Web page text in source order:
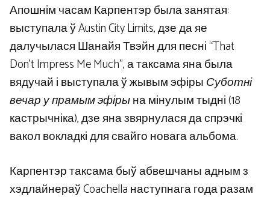
Апошнім часам Карпентэр была занятая:
выступала ў Austin City Limits, дзе да яе
далучылася Шанайя Твэйн для песні “That
Don’t Impress Me Much”, а таксама яна была
вядучай і выступала ў жывым эфірыСуботні
вечар у прамым эфірына мінулым тыдні (18
кастрычніка), дзе яна звярнулася да спрэчкі
вакол вокладкі для свайго новага альбома.
Карпентэр таксама быў абвешчаны адным з
хэдлайнераў Coachella наступнага года разам